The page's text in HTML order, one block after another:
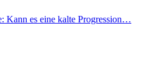
Kann es eine kalte Progression…